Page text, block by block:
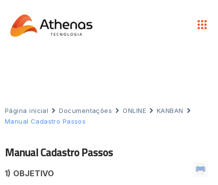
Página inicial Documentações ONLINE
KANBAN
Manual Cadastro Passos
Manual Cadastro Passos
1) OBJETIVO